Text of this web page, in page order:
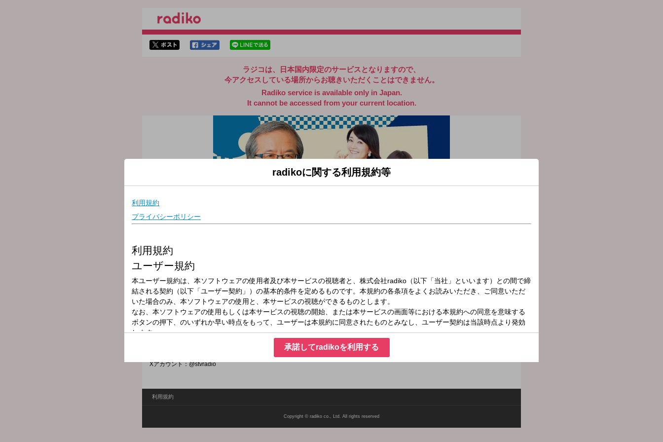
ラジコは、日本国内限定のサービスとなりますので、
今アクセスしている場所からお聴きいただくことはできません。
Radiko service is available only in Japan.
It cannot be accessed from your current location.
放送局
放送時間
2026年3月27日（金）10:00～12:30
番組名
工藤じゅんきの十人十色
生活における喜怒哀楽を番組独自の切り口で展開。毎日日替わりのテーマで、流行もの、生活スタイル、思い出話、男と女のあんな話や
こんな話を明るく、楽しく紹介します。 メール：toiro@stv.jp
Xアカウント：@stvradio
利用規約
Copyright © radiko co., Ltd. All rights reserved
radikoに関する利用規約等
承諾してradikoを利用する